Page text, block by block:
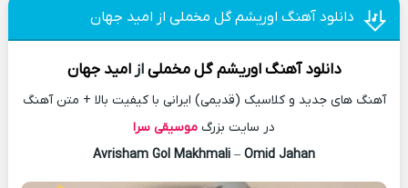
دانلود آهنگ اوریشم گل مخملی از امید جهان
دانلود آهنگ اوریشم گل مخملی ازامید جهان
آهنگ های جدید و کلاسیک (قدیمی) ایرانی با کیفیت بالا + متن آهنگ
در سایت بزرگ موسیقی سرا
Avrisham Gol Makhmali
– Omid Jahan